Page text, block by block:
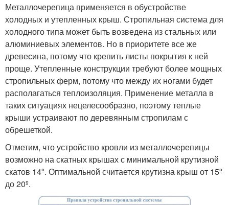
Металлочерепица применяется в обустройстве
холодных и утепленных крыш. Стропильная система для
холодного типа может быть возведена из стальных или
алюминиевых элементов. Но в приоритете все же
древесина, потому что крепить листы покрытия к ней
проще. Утепленные конструкции требуют более мощных
стропильных ферм, потому что между их ногами будет
располагаться теплоизоляция. Применение металла в
таких ситуациях нецелесообразно, поэтому теплые
крыши устраивают по деревянным стропилам с
обрешеткой.
Отметим, что устройство кровли из металлочерепицы
возможно на скатных крышах с минимальной крутизной
скатов 14º. Оптимальной считается крутизна крыш от 15º
до 20º.